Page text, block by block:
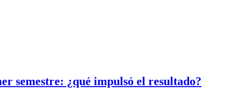
semestre: ¿qué impulsó el resultado?